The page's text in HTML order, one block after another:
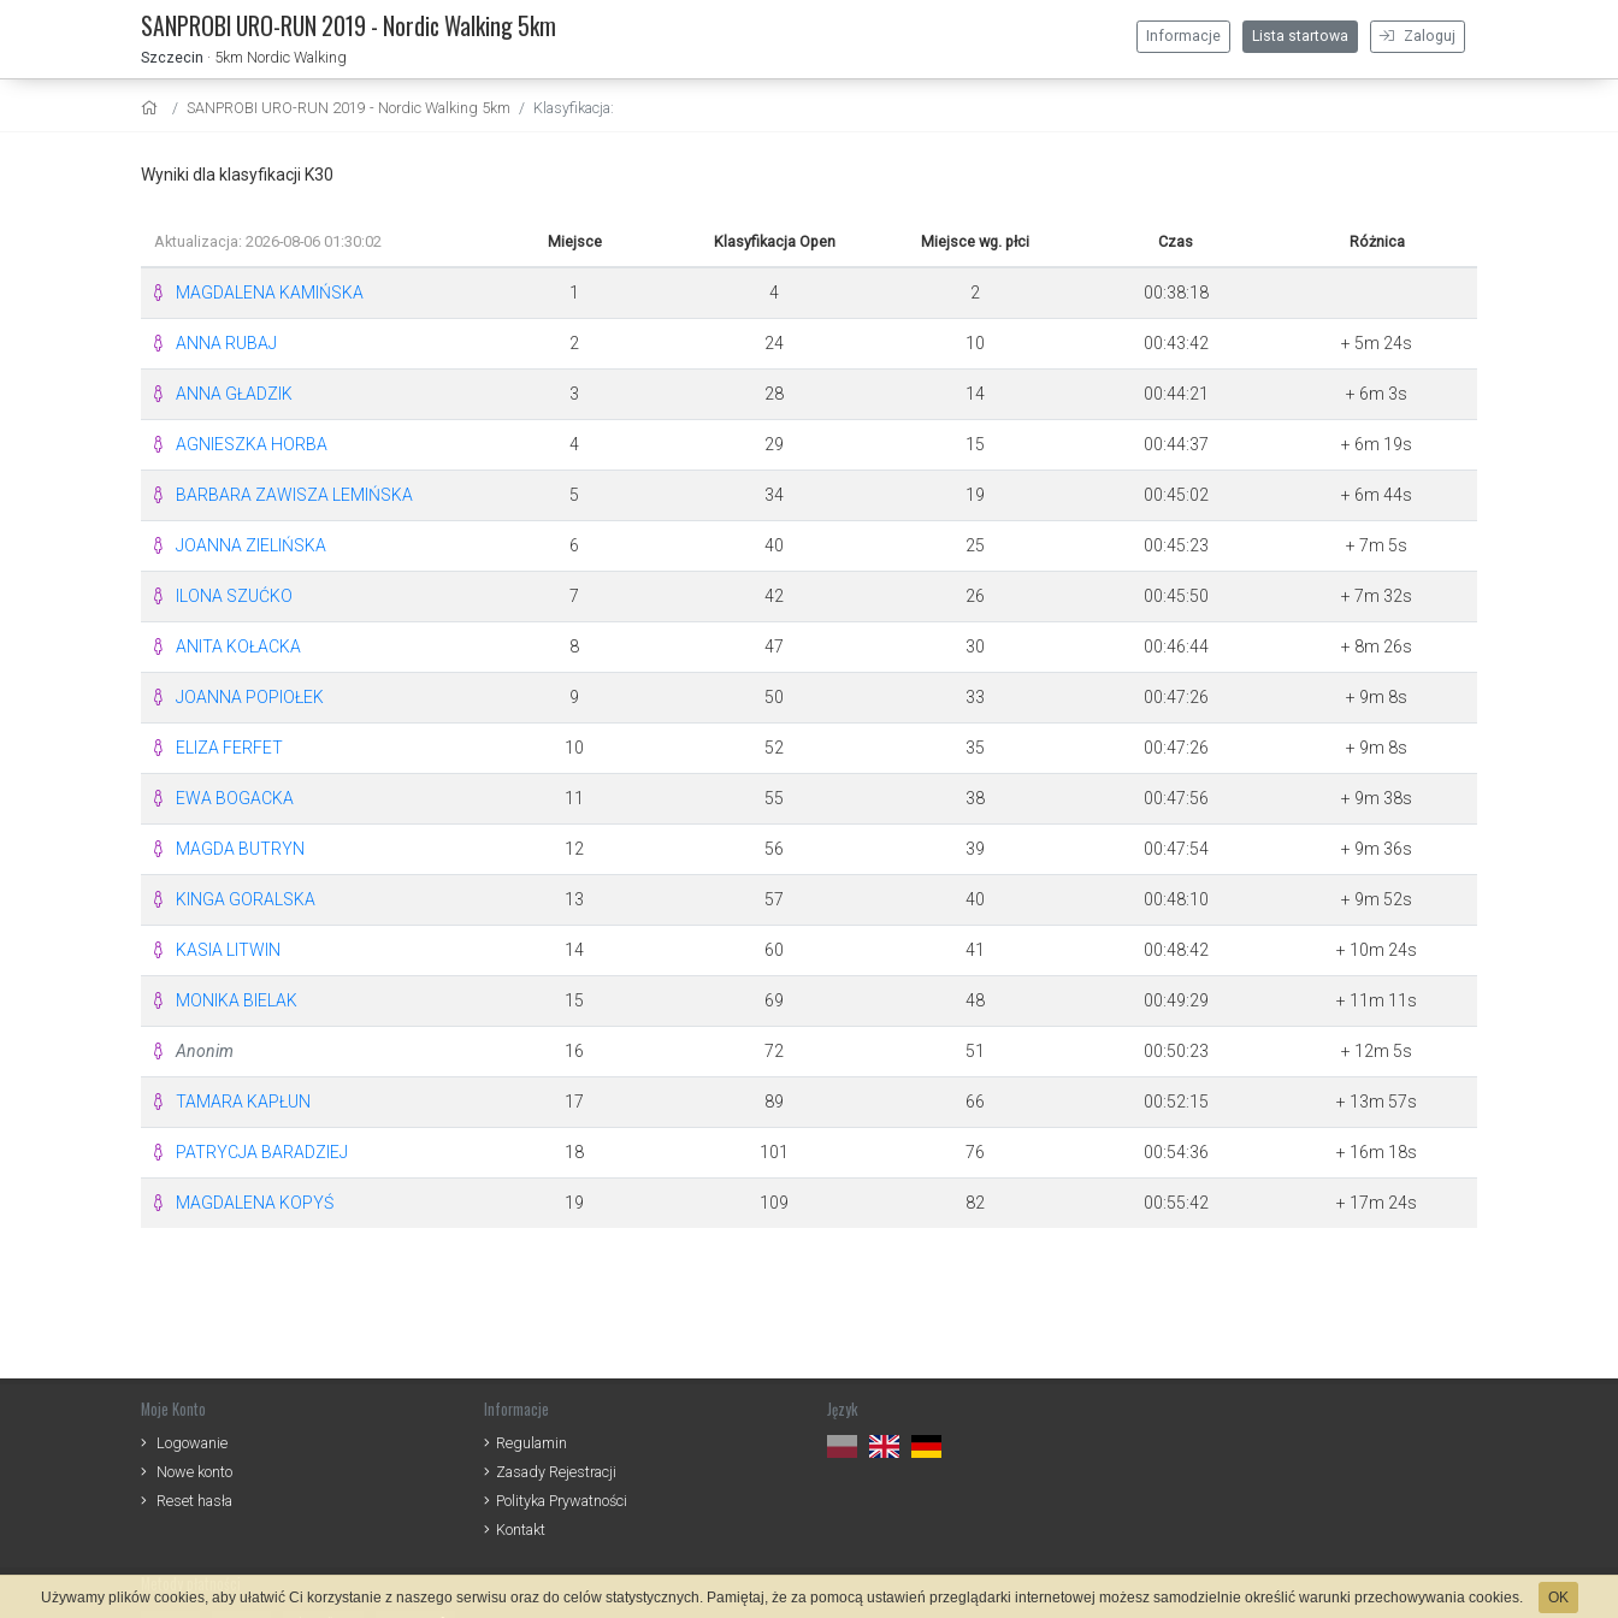
SANPROBI URO-RUN 2019 - Nordic Walking 5km
Szczecin · 5km Nordic Walking
Zaloguj
Lista startowa
Informacje
SANPROBI URO-RUN 2019 - Nordic Walking 5km Klasyfikacja:
Wyniki dla klasyfikacji K30
Aktualizacja: 2026-08-06 01:30:02 Miejsce Klasyfikacja Open Miejsce wg. płci Czas Różnica
MAGDALENA KAMIŃSKA 1 4 2 00:38:18
ANNA RUBAJ 2 24 10 00:43:42 + 5m 24s
ANNA GŁADZIK 3 28 14 00:44:21 + 6m 3s
AGNIESZKA HORBA 4 29 15 00:44:37 + 6m 19s
BARBARA ZAWISZA LEMIŃSKA 5 34 19 00:45:02 + 6m 44s
JOANNA ZIELIŃSKA 6 40 25 00:45:23 + 7m 5s
ILONA SZUĆKO 7 42 26 00:45:50 + 7m 32s
ANITA KOŁACKA 8 47 30 00:46:44 + 8m 26s
JOANNA POPIOŁEK 9 50 33 00:47:26 + 9m 8s
ELIZA FERFET 10 52 35 00:47:26 + 9m 8s
EWA BOGACKA 11 55 38 00:47:56 + 9m 38s
MAGDA BUTRYN 12 56 39 00:47:54 + 9m 36s
KINGA GORALSKA 13 57 40 00:48:10 + 9m 52s
KASIA LITWIN 14 60 41 00:48:42 + 10m 24s
MONIKA BIELAK 15 69 48 00:49:29 + 11m 11s
Anonim 16 72 51 00:50:23 + 12m 5s
TAMARA KAPŁUN 17 89 66 00:52:15 + 13m 57s
PATRYCJA BARADZIEJ 18 101 76 00:54:36 + 16m 18s
MAGDALENA KOPYŚ 19 109 82 00:55:42 + 17m 24s
Moje Konto
Logowanie
Nowe konto
Reset hasła
Informacje
Regulamin
Zasady Rejestracji
Polityka Prywatności
Kontakt
Język
Metody płatności
Używamy plików cookies, aby ułatwić Ci korzystanie z naszego serwisu oraz do celów statystycznych. Pamiętaj, że za pomocą ustawień przeglądarki internetowej możesz samodzielnie określić warunki przechowywania cookies. OK